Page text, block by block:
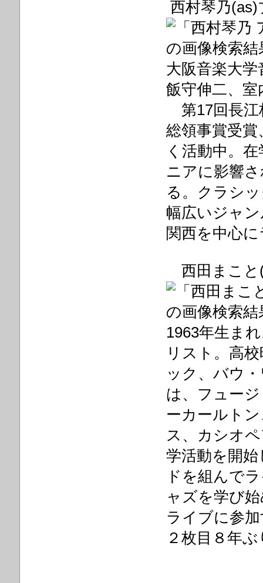
西村琴乃
大阪音楽大
飯守伸二、
第17回長江
総領事賞受
く活動中。
ニアに影響
る。クラシ
幅広いジャ
関西を中心
西田まこと
1963年生ま
リスト。高
ック、バウ
は、フュー
ーカールト
ス、カシオ
学活動を開
ドを組んで
ャズを学び
ライブに参
２枚目８年